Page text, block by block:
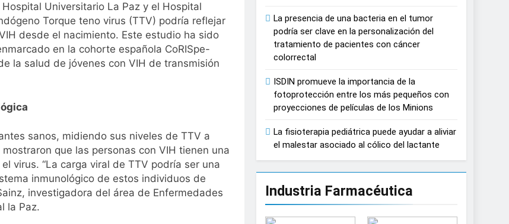
al verano: por qué el magnesio es clave para el bienestar muscular del deportista
análisis nacional sobre la situación de las TCAE en España
Universitario La Paz y el Hospital
Torque teno virus (TTV) podría reflejar
desde el nacimiento. Este estudio ha sido
en la cohorte española CoRISpe-
la salud de jóvenes con VIH de transmisión
sanos, midiendo sus niveles de TTV a
que las personas con VIH tienen una
virus. “La carga viral de TTV podría ser una
inmunológico de estos individuos de
investigadora del área de Enfermedades
la Paz.
La presencia de una bacteria en el tumor
podría ser clave en la personalización del
tratamiento de pacientes con cáncer
colorrectal
ISDIN promueve la importancia de la
fotoprotección entre los más pequeños con
proyecciones de películas de los Minions
La fisioterapia pediátrica puede ayudar a aliviar
el malestar asociado al cólico del lactante
Industria Farmacéutica